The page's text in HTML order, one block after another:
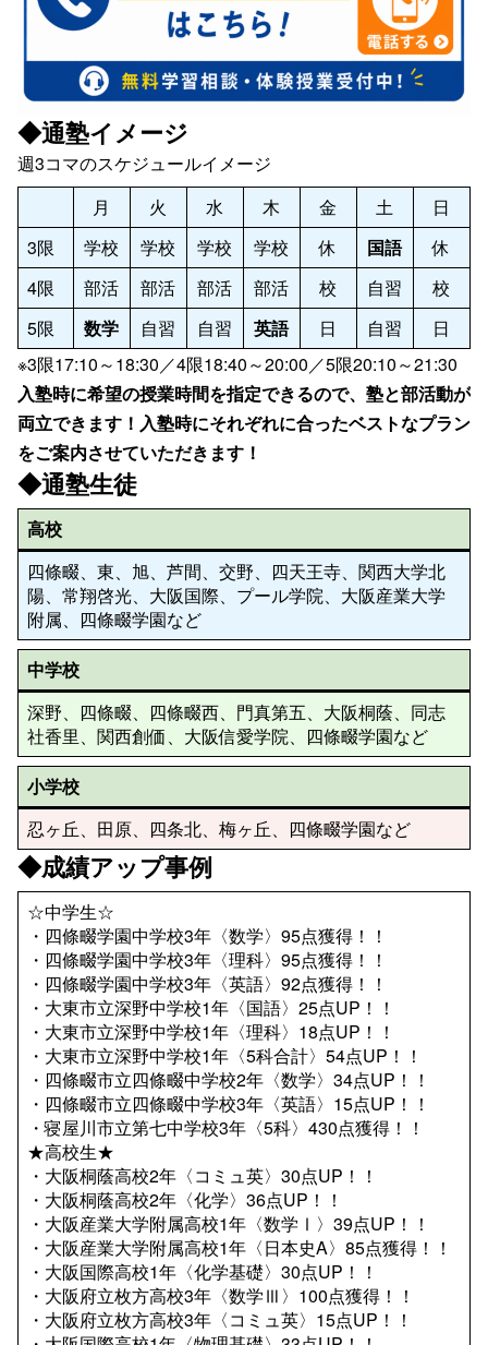
◆通塾イメージ
週3コマのスケジュールイメージ
月
火 水 木 金 土
日
3限
学校 学校 学校 学校 休 国語
休
4限
部活 部活 部活 部活 校 自習
校
5限
数学 自習 自習 英語 日 自習
日
※3限17:10～18:30／4限18:40～20:00／5限20:10～21:30
入塾時に希望の授業時間を指定できるので、塾と部活動が
両立できます！入塾時にそれぞれに合ったベストなプラン
をご案内させていただきます！
◆通塾生徒
高校
四條畷、東、旭、芦間、交野、四天王寺、関西大学北
陽、常翔啓光、大阪国際、プール学院、大阪産業大学
附属、四條畷学園など
中学校
深野、四條畷、四條畷西、門真第五、大阪桐蔭、同志
社香里、関西創価、大阪信愛学院、四條畷学園など
小学校
忍ヶ丘、田原、四条北、梅ヶ丘、四條畷学園など
◆成績アップ事例
☆中学生☆
・四條畷学園中学校3年〈数学〉95点獲得！！
・四條畷学園中学校3年〈理科〉95点獲得！！
・四條畷学園中学校3年〈英語〉92点獲得！！
・大東市立深野中学校1年〈国語〉25点UP！！
・大東市立深野中学校1年〈理科〉18点UP！！
・大東市立深野中学校1年〈5科合計〉54点UP！！
・四條畷市立四條畷中学校2年〈数学〉34点UP！！
・四條畷市立四條畷中学校3年〈英語〉15点UP！！
・寝屋川市立第七中学校3年〈5科〉430点獲得！！
★高校生★
・大阪桐蔭高校2年〈コミュ英〉30点UP！！
・大阪桐蔭高校2年〈化学〉36点UP！！
・大阪産業大学附属高校1年〈数学Ⅰ〉39点UP！！
・大阪産業大学附属高校1年〈日本史A〉85点獲得！！
・大阪国際高校1年〈化学基礎〉30点UP！！
・大阪府立枚方高校3年〈数学Ⅲ〉100点獲得！！
・大阪府立枚方高校3年〈コミュ英〉15点UP！！